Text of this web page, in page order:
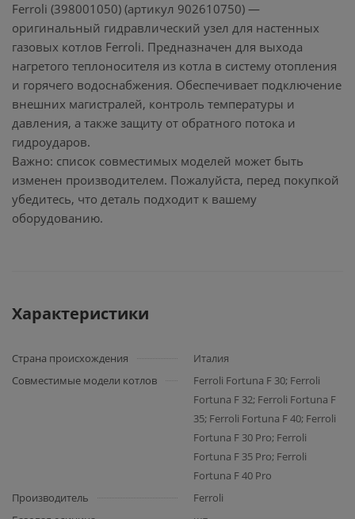
Ferroli (398001050) (артикул 902610750) —
оригинальный гидравлический узел для настенных
газовых котлов Ferroli. Предназначен для выхода
нагретого теплоносителя из котла в систему отопления
и горячего водоснабжения. Обеспечивает подключение
внешних магистралей, контроль температуры и
давления, а также защиту от обратного потока и
гидроударов.
Важно: список совместимых моделей может быть
изменен производителем. Пожалуйста, перед покупкой
убедитесь, что деталь подходит к вашему
оборудованию.
Характеристики
Страна происхождения
Италия
Совместимые модели котлов
Ferroli Fortuna F 30; Ferroli
Fortuna F 32; Ferroli Fortuna F
35; Ferroli Fortuna F 40; Ferroli
Fortuna F 30 Pro; Ferroli
Fortuna F 35 Pro; Ferroli
Fortuna F 40 Pro
Производитель
Ferroli